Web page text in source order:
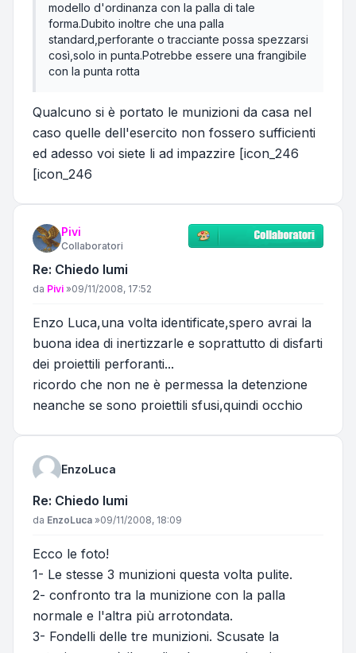
modello d'ordinanza con la palla di tale
forma.Dubito inoltre che una palla
standard,perforante o tracciante possa spezzarsi
così,solo in punta.Potrebbe essere una frangibile
con la punta rotta
Qualcuno si è portato le munizioni da casa nel
caso quelle dell'esercito non fossero sufficienti
ed adesso voi siete li ad impazzire [icon_246
[icon_246
Pivi
Collaboratori
Re: Chiedo lumi
Messaggio
da Pivi »09/11/2008, 17:52
Enzo Luca,una volta identificate,spero avrai la
buona idea di inertizzarle e soprattutto di disfarti
dei proiettili perforanti...
ricordo che non ne è permessa la detenzione
neanche se sono proiettili sfusi,quindi occhio
EnzoLuca
Re: Chiedo lumi
Messaggio
da EnzoLuca »09/11/2008, 18:09
Ecco le foto!
1- Le stesse 3 munizioni questa volta pulite.
2- confronto tra la munizione con la palla
normale e l'altra più arrotondata.
3- Fondelli delle tre munizioni. Scusate la